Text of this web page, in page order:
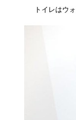
トイレはウ